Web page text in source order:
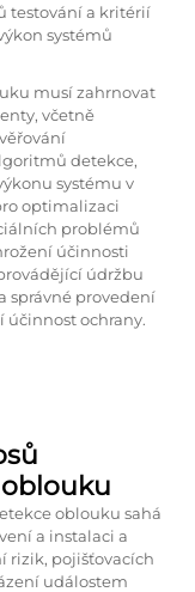
testování a kritérií
systémů
musí zahrnovat
včetně
detekce,
systému v
optimalizaci
problémů
účinnosti
údržbu
správné provedení
účinnost ochrany.
oblouku sahá
a instalaci a
rizik, pojišťovacích
událostem